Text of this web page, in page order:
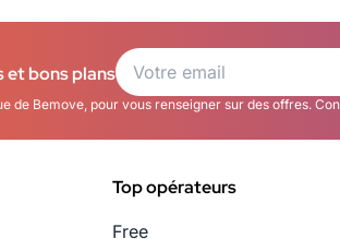
et bons plans
de Bemove, pour vous renseigner sur des offres.
Top opérateurs
Free